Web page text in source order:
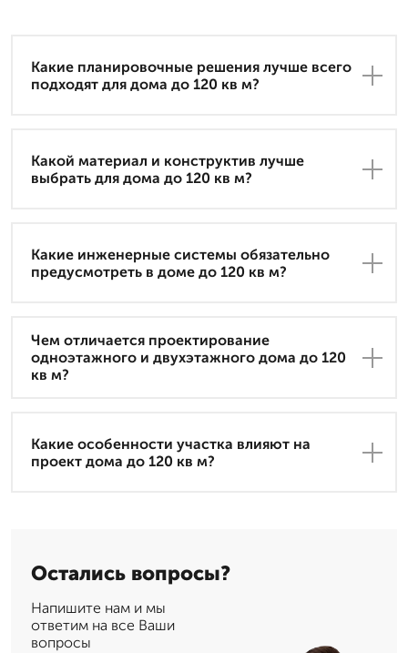
Какие планировочные решения лучше всего
подходят для дома до 120 кв м?
Какой материал и конструктив лучше
выбрать для дома до 120 кв м?
Какие инженерные системы обязательно
предусмотреть в доме до 120 кв м?
Чем отличается проектирование
одноэтажного и двухэтажного дома до 120
кв м?
Какие особенности участка влияют на
проект дома до 120 кв м?
Остались вопросы?
Напишите нам и мы
ответим на все Ваши
вопросы